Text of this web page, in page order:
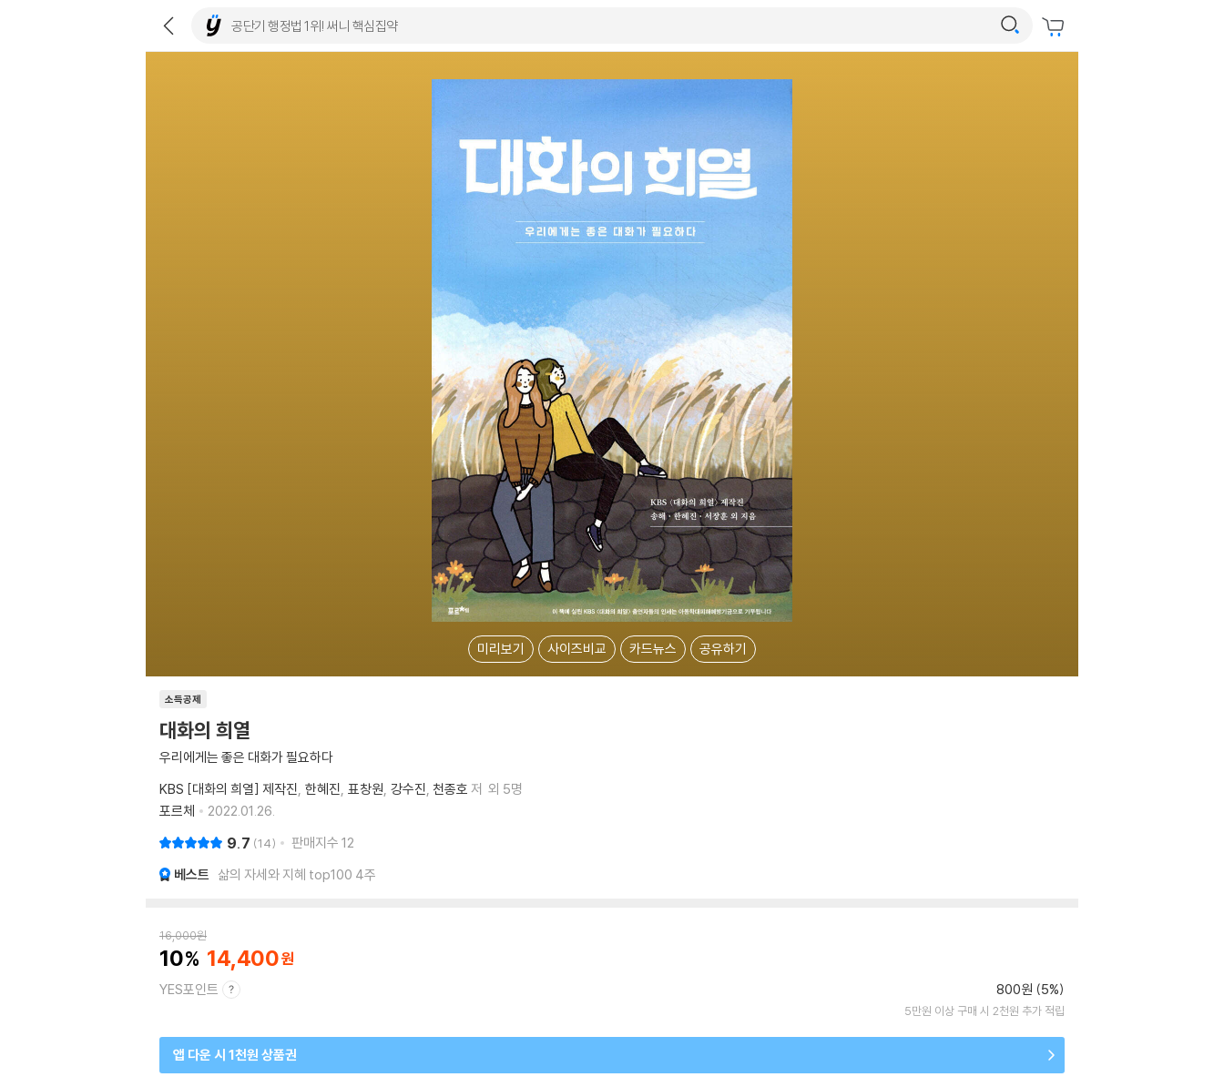
미리보기 사이즈비교 카드뉴스 공유하기
소득공제
대화의 희열
우리에게는 좋은 대화가 필요하다
KBS [대화의 희열] 제작진 한혜진 표창원 강수진 천종호 저 외 5명
포르체
2022.01.26.
9.7 14 판매지수 12
베스트 삶의 자세와 지혜 top100 4주
16,000원
10 14,400
YES포인트 800원 (5%)
5만원 이상 구매 시 2천원 추가 적립
앱 다운 시 1천원 상품권